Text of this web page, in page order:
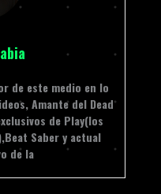
de este medio en lo
Amante del Dead
de Play(los
Saber y actual
de la